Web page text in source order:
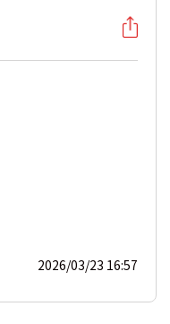
2026/03/23 16:57